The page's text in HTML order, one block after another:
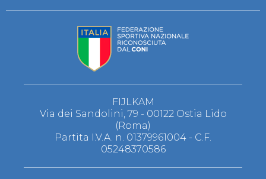
Contatti
News
Cookies Accept
Newsletter
Webinar
Corsi Monotematici
Corsi di Specializzazione
Corsi FIJLKAM-FISDIR
Corsi Preparatore Fisico
Edutraining class - Didattica infantile
Corso Direttore di Gara
FIJLKAM
Via dei Sandolini, 79 - 00122 Ostia Lido
(Roma)
Partita I.V.A. n. 01379961004 - C.F.
05248370586